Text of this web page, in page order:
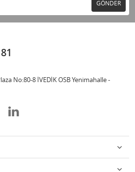
GÖNDER
No:80-8 İVEDİK OSB Yenimahalle -